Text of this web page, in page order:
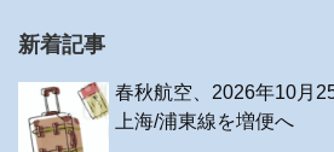
新着記事
春秋航空、2026年10月
上海/浦東線を増便へ